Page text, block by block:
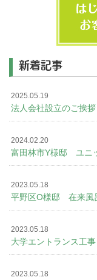
新着記事
2025.05.19
法人会社設立のご挨拶
2024.02.20
富田林市Y様邸 ユニ
2023.05.18
平野区O様邸 在来風
2023.05.18
大学エントランス工事
2023.05.18